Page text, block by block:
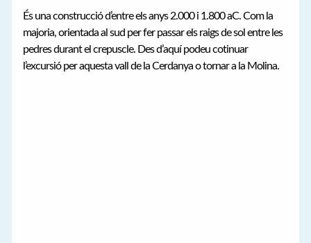
És una construcció d’entre els anys 2.000 i 1.800 aC. Com la
majoria, orientada al sud per fer passar els raigs de sol entre les
pedres durant el crepuscle. Des d’aquí podeu cotinuar
l’excursió per aquesta vall de la Cerdanya o tornar a la Molina.